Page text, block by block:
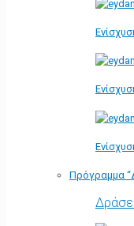
Πρόγραμμα